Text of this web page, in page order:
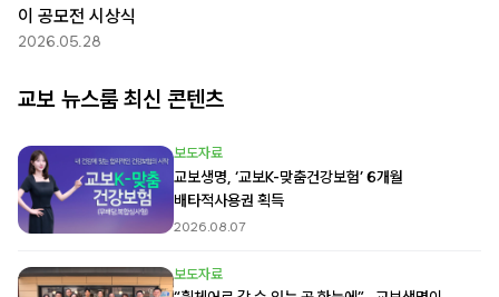
이 공모전 시상식
2026.05.28
교보 뉴스룸 최신 콘텐츠
보도자료
교보생명, ‘교보K-맞춤건강보험’ 6개월
배타적사용권 획득
2026.08.07
보도자료